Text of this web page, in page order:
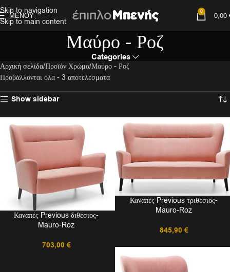
Skip to navigation
Skip to main content
ΜΕΝΟΎ 0 0,00
Μαύρο - Ροζ
Categories
Αρχική σελίδα Προϊόν Χρώμα Μαύρο - Ροζ
Προβάλλονται όλα - 3 αποτελέσματα
Show sidebar
Καναπές Previous διθέσιος-
Mauro-Roz
703,00 €
Καναπές Previous τριθέσιος-
Mauro-Roz
845,90 €